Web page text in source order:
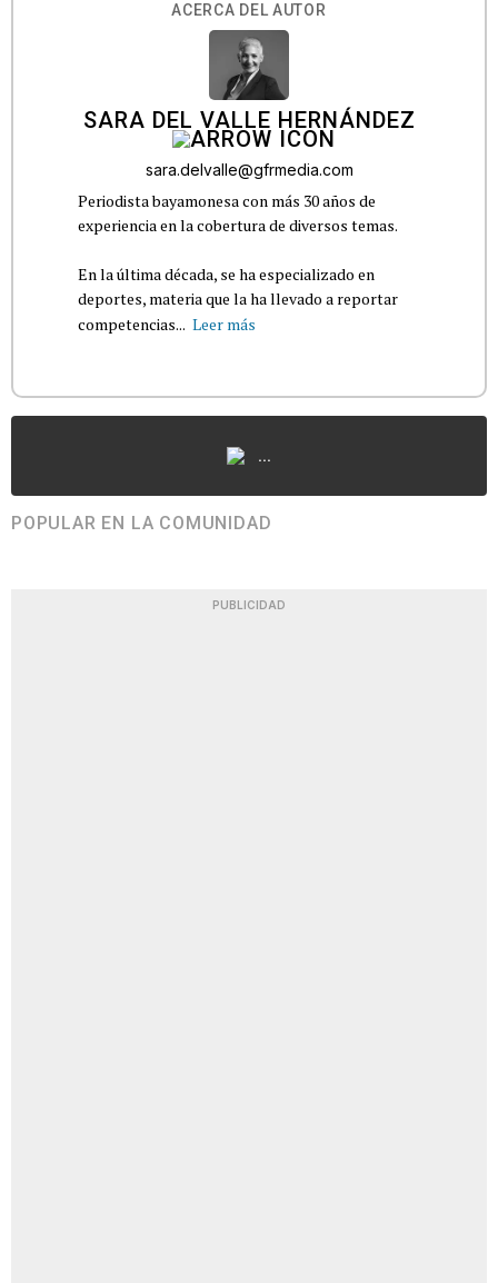
ACERCA DEL AUTOR
SARA DEL VALLE HERNÁNDEZ
sara.delvalle@gfrmedia.com
Periodista bayamonesa con más 30 años de
experiencia en la cobertura de diversos temas.
En la última década, se ha especializado en
deportes, materia que la ha llevado a reportar
competencias... Leer más
...
POPULAR EN LA COMUNIDAD
PUBLICIDAD